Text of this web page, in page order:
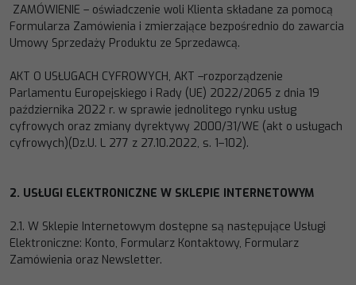
ZAMÓWIENIE – oświadczenie woli Klienta składane za pomocą
Formularza Zamówienia i zmierzające bezpośrednio do zawarcia
Umowy Sprzedaży Produktu ze Sprzedawcą.
AKT O USŁUGACH CYFROWYCH, AKT –rozporządzenie
Parlamentu Europejskiego i Rady (UE) 2022/2065 z dnia 19
października 2022 r. w sprawie jednolitego rynku usług
cyfrowych oraz zmiany dyrektywy 2000/31/WE (akt o usługach
cyfrowych)(Dz.U. L 277 z 27.10.2022, s. 1–102).
2. USŁUGI ELEKTRONICZNE W SKLEPIE INTERNETOWYM
2.1. W Sklepie Internetowym dostępne są następujące Usługi
Elektroniczne: Konto, Formularz Kontaktowy, Formularz
Zamówienia oraz Newsletter.